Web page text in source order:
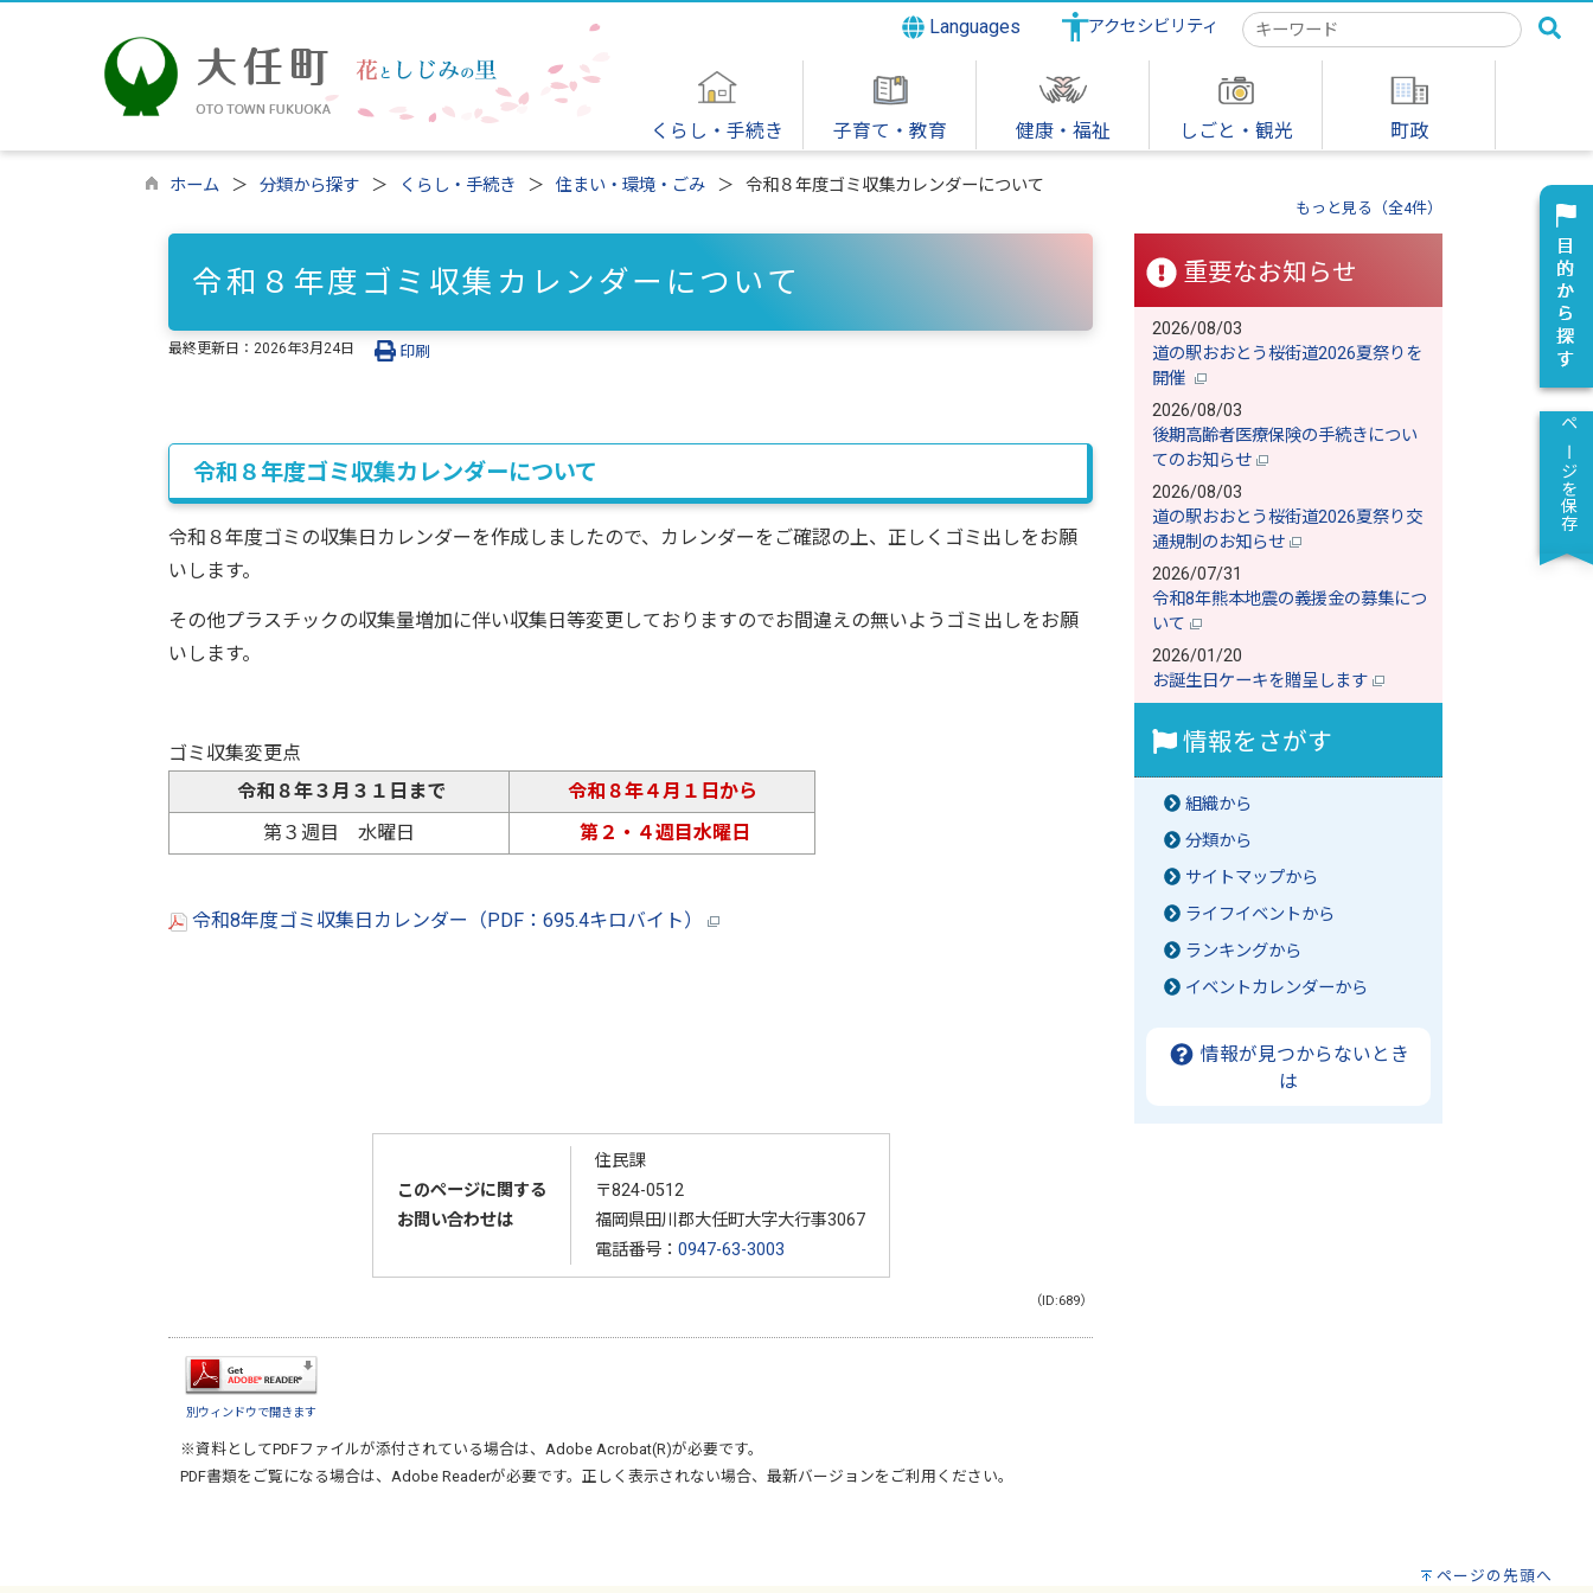
Languages アクセシビリティ
検
索
キ
ー
ワ
ー
くらし・手続き 子育て・教育 健康・福祉 しごと・観光 町政
ホーム 分類から探す くらし・手続き 住まい・環境・ごみ 令和８年度ゴミ収集カレンダーについて
もっと見る（全4件）
令和８年度ゴミ収集カレンダーについて
最終更新日： 2026年3月24日 印刷
令和８年度ゴミ収集カレンダーについて
令和８年度ゴミの収集日カレンダーを作成しましたので、カレンダーをご確認の上、正しくゴミ出しをお願
いします。
その他プラスチックの収集量増加に伴い収集日等変更しておりますのでお間違えの無いようゴミ出しをお願
いします。
ゴミ収集変更点
令和８年３月３１日まで
令和８年４月１日から
第３週目 水曜日
第２・４週目水曜日
令和8年度ゴミ収集日カレンダー（PDF：695.4キロバイト）
このページに関する
お問い合わせは
住民課
〒824-0512
福岡県田川郡大任町大字大行事3067
電話番号： 0947-63-3003
（ID:689）
別ウィンドウで開きます
※資料としてPDFファイルが添付されている場合は、 Adobe Acrobat(R)が必要です。
PDF書類をご覧になる場合は、 Adobe Readerが必要です。正しく表示されない場合、最新バージョンをご利用ください。
重要なお知らせ
2026/08/03
道の駅おおとう桜街道2026夏祭りを
開催
2026/08/03
後期高齢者医療保険の手続きについ
てのお知らせ
2026/08/03
道の駅おおとう桜街道2026夏祭り交
通規制のお知らせ
2026/07/31
令和8年熊本地震の義援金の募集につ
いて
2026/01/20
お誕生日ケーキを贈呈します
情報をさがす
組織から
分類から
サイトマップから
ライフイベントから
ランキングから
イベントカレンダーから
情報が見つからないとき
は
ページの先頭へ
ページを保存